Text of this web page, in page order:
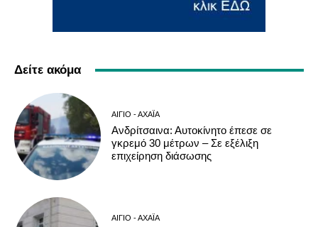
Δείτε ακόμα
ΑΊΓΙΟ - ΑΧΑΪ́Α
Ανδρίτσαινα: Αυτοκίνητο έπεσε σε
γκρεμό 30 μέτρων – Σε εξέλιξη
επιχείρηση διάσωσης
ΑΊΓΙΟ - ΑΧΑΪ́Α